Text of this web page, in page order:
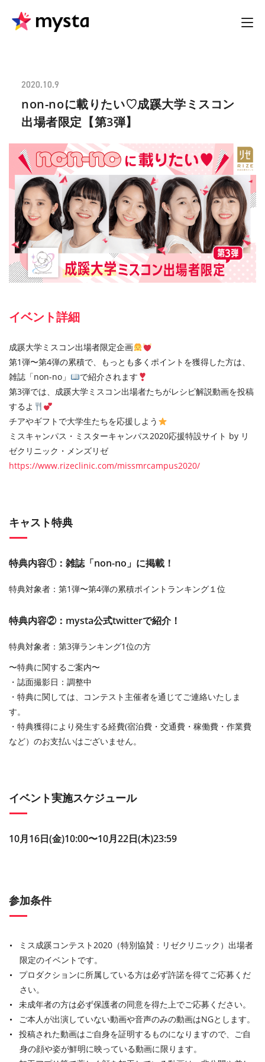
2020.10.9
non-noに載りたい♡成蹊大学ミスコン
出場者限定【第3弾】
イベント詳細
成蹊大学ミスコン出場者限定企画
第1弾〜第4弾の累積で、もっとも多くポイントを獲得した⽅は、
雑誌「non-no」
で紹介されます
第3弾では、成蹊大学ミスコン出場者たちがレシピ解説動画を投稿
するよ
チアやギフトで⼤学⽣たちを応援しよう
ミスキャンパス・ミスターキャンパス2020応援特設サイト by リ
ゼクリニック・メンズリゼ
https://www.rizeclinic.com/missmrcampus2020/
キャスト特典
特典内容①：雑誌「non-no」に掲載！
特典対象者：第1弾〜第4弾の累積ポイントランキング１位
特典内容②：mysta公式twitterで紹介！
特典対象者：第3弾ランキング1位の⽅
〜特典に関するご案内〜
・誌⾯撮影⽇：調整中
・特典に関しては、コンテスト主催者を通じてご連絡いたしま
す。
・特典獲得により発⽣する経費(宿泊費・交通費・稼働費・作業費
など）のお⽀払いはございません。
イベント実施スケジュール
10⽉16⽇(金)10:00〜10⽉22⽇(木)23:59
参加条件
ミス成蹊コンテスト2020（特別協賛：リゼクリニック）出場者
限定のイベントです。
プロダクションに所属している⽅は必ず許諾を得てご応募くだ
さい。
未成年者の⽅は必ず保護者の同意を得た上でご応募ください。
ご本⼈が出演していない動画や⾳声のみの動画はNGとします。
投稿された動画はご⾃⾝を証明するものになりますので、ご⾃
⾝の顔や姿が鮮明に映っている動画に限ります。